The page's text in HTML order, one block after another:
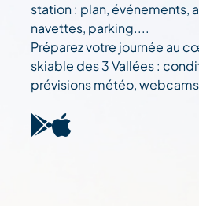
station : plan, événements,
navettes, parking....
Préparez votre journée au
skiable des 3 Vallées :
prévisions météo,